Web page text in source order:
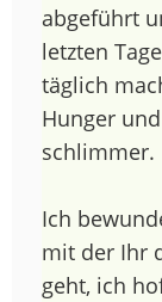
abgeführt
letzten
täglich
Hunger
schlimmer.
Ich
mit der Ihr
geht, ich